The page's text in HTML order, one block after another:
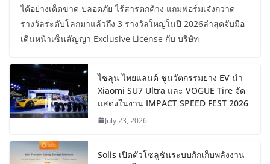
ได้อย่างเด็ดขาด ปลอดภัย ไร้สารตกค้าง แถมฟอร์มเจ๋งกวาด
รางวัลระดับโลกมาแล้วถึง 3 รางวัลใหญ่ในปี 2026ล่าสุดจับมือ
เดินหน้าเซ็นสัญญา Exclusive License กับ บริษัท
ไซลุน ไทยแลนด์ ชูนวัตกรรมยาง EV นำ
Xiaomi SU7 Ultra และ VOGUE Tire จัด
แสดงในงาน IMPACT SPEED FEST 2026
July 23, 2026
Solis เปิดตัวโซลูชันระบบกักเก็บพลังงาน